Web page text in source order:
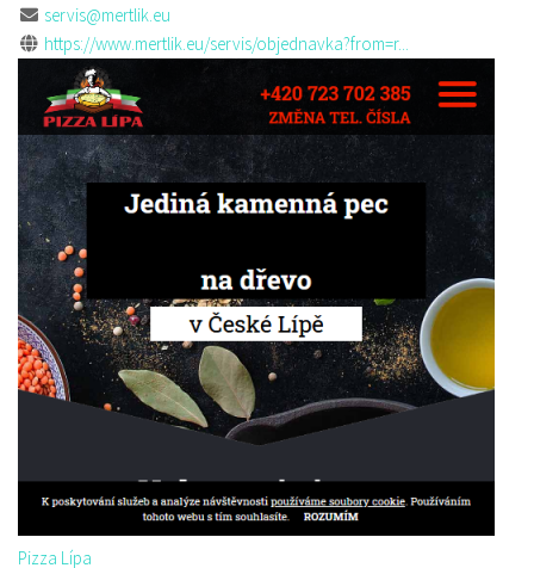
servis@mertlik.eu
https://www.mertlik.eu/servis/objednavka?from=r...
Pizza Lípa